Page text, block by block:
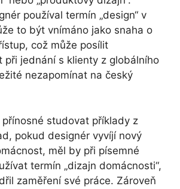
používal termín „design“ v
to být vnímáno jako snaha o
což může posílit
při jednání s klienty z globálního
nezapomínat na český
studovat příklady z
pokud designér vyvíjí nový
měl by při písemné
termín „dizajn domácnosti“,
zaměření své práce. Zároveň